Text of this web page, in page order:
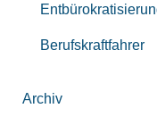
Berufskraftfahrer
Archiv